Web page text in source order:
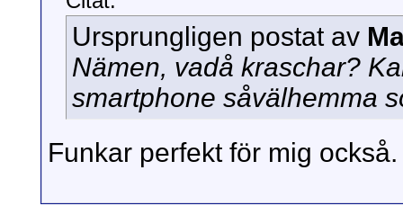
Ursprungligen postat av
Nämen, vadå kraschar?
smartphone såvälhemma
Funkar perfekt för mig också.